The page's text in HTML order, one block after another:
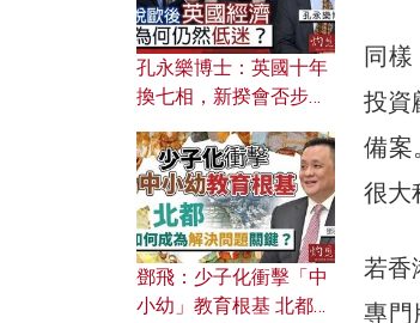
同
投資
備案
很大
若香
專門
孔永樂博士：英國十年
換七相，新揆會否步前
濟為何仍然低迷？
鄧飛：少子化衝擊「中
小幼」教育根基 北都如